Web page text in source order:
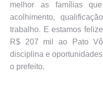
melhor as famílias
acolhimento,
trabalho. E estamos
R$ 207 mil ao Pato
disciplina e
o prefeito.